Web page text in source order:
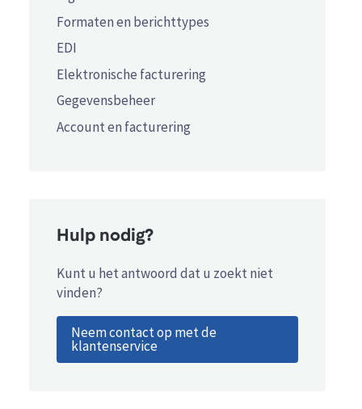
Formaten en berichttypes
EDI
Elektronische facturering
Gegevensbeheer
Account en facturering
Hulp nodig?
Kunt u het antwoord dat u zoekt niet
vinden?
Neem contact op met de
klantenservice